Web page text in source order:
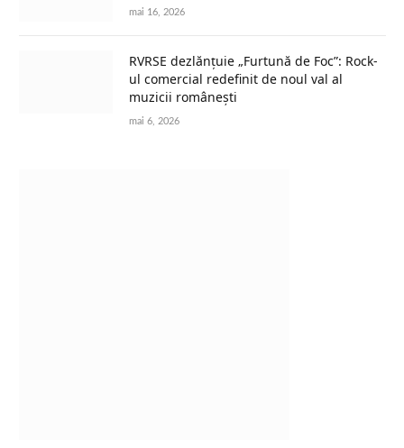
mai 16, 2026
RVRSE dezlănțuie „Furtună de Foc”: Rock-
ul comercial redefinit de noul val al
muzicii românești
mai 6, 2026